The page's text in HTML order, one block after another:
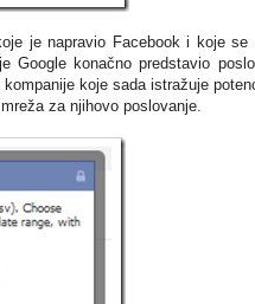
je napravio Facebook i koje se
Google konačno predstavio
koje sada istražuje
za njihovo poslovanje.